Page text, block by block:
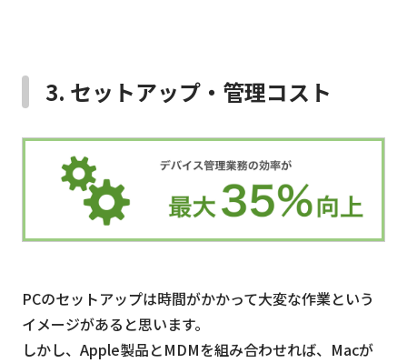
3. セットアップ・管理コスト
PCのセットアップは時間がかかって大変な作業という
イメージがあると思います。
しかし、Apple製品とMDMを組み合わせれば、Macが